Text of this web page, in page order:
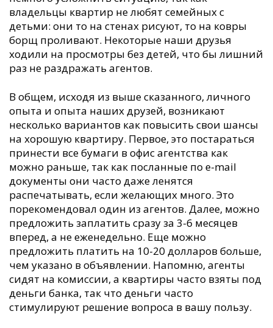
владельцы квартир не любят семейных с
детьми: они то на стенах рисуют, то на ковры
борщ проливают. Некоторые наши друзья
ходили на просмотры без детей, что бы лишний
раз не раздражать агентов.
В общем, исходя из выше сказанного, личного
опыта и опыта наших друзей, возникают
несколько вариантов как повысить свои шансы
на хорошую квартиру. Первое, это постараться
принести все бумаги в офис агентства как
можно раньше, так как посланные по e-mail
документы они часто даже ленятся
распечатывать, если желающих много. Это
порекомендовал один из агентов. Далее, можно
предложить заплатить сразу за 3-6 месяцев
вперед, а не еженедельно. Еще можно
предложить платить на 10-20 долларов больше,
чем указано в объявлении. Напомню, агенты
сидят на комиссии, а квартиры часто взяты под
деньги банка, так что деньги часто
стимулируют решение вопроса в вашу пользу.